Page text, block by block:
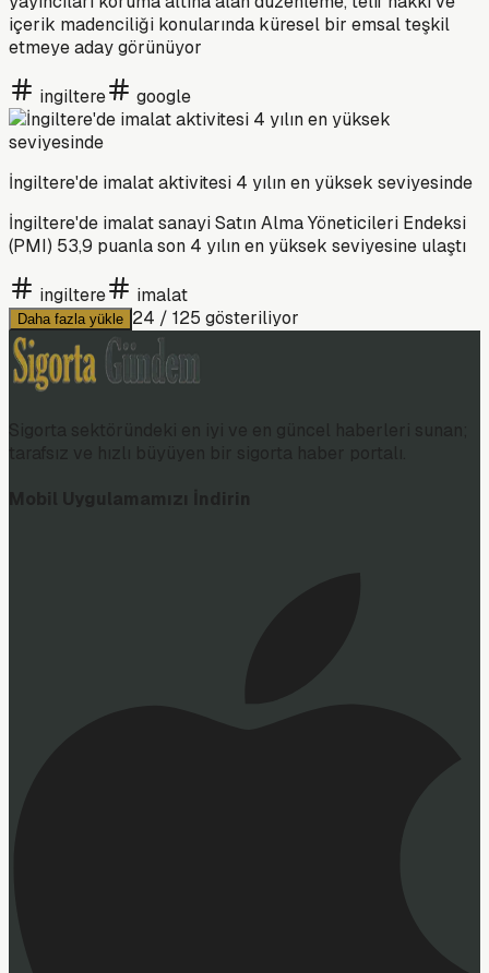
içerik madenciliği konularında küresel bir emsal teşkil
etmeye aday görünüyor
ingiltere google
İngiltere'de imalat aktivitesi 4 yılın en yüksek seviyesinde
İngiltere'de imalat sanayi Satın Alma Yöneticileri Endeksi
(PMI) 53,9 puanla son 4 yılın en yüksek seviyesine ulaştı
ingiltere imalat
Daha fazla yükle 24 / 125 gösteriliyor